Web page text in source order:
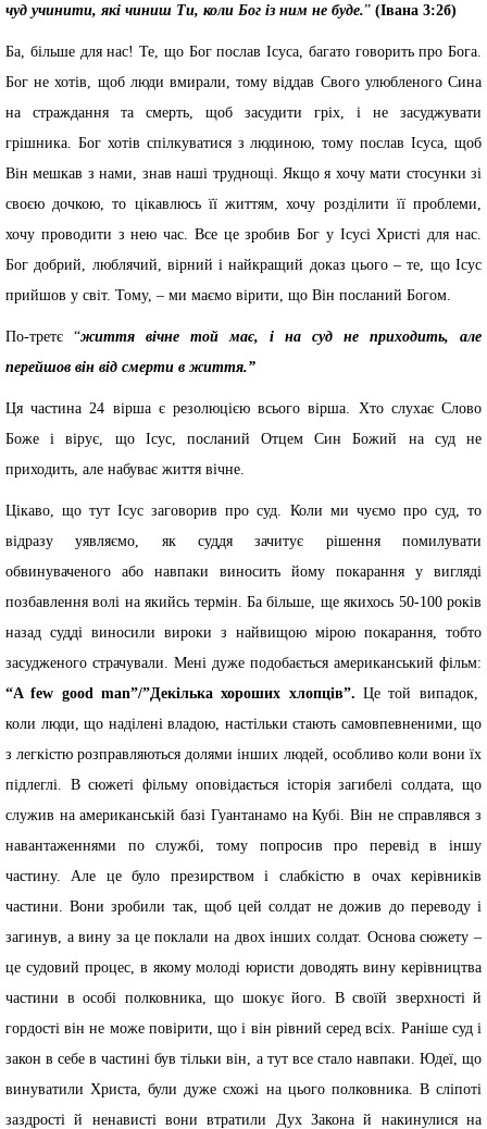
чуд учинити, які чиниш Ти, коли Бог із ним не буде.” (Івана 3:2б)
Ба, більше для нас! Те, що Бог послав Ісуса, багато говорить про Бога.
Бог не хотів, щоб люди вмирали, тому віддав Свого улюбленого Сина
на страждання та смерть, щоб засудити гріх, і не засуджувати
грішника. Бог хотів спілкуватися з людиною, тому послав Ісуса, щоб
Він мешкав з нами, знав наші труднощі. Якщо я хочу мати стосунки зі
своєю дочкою, то цікавлюсь її життям, хочу розділити її проблеми,
хочу проводити з нею час. Все це зробив Бог у Ісусі Христі для нас.
Бог добрий, люблячий, вірний і найкращий доказ цього – те, що Ісус
прийшов у світ. Тому, – ми маємо вірити, що Він посланий Богом.
По-третє “життя вічне той має, і на суд не приходить, але
перейшов він від смерти в життя.”
Ця частина 24 вірша є резолюцією всього вірша. Хто слухає Слово
Боже і вірує, що Ісус, посланий Отцем Син Божий на суд не
приходить, але набуває життя вічне.
Цікаво, що тут Ісус заговорив про суд. Коли ми чуємо про суд, то
відразу уявляємо, як суддя зачитує рішення помилувати
обвинуваченого або навпаки виносить йому покарання у вигляді
позбавлення волі на якийсь термін. Ба більше, ще якихось 50-100 років
назад судді виносили вироки з найвищою мірою покарання, тобто
засудженого страчували. Мені дуже подобається американський фільм:
“A few good man”/”Декілька хороших хлопців”. Це той випадок,
коли люди, що наділені владою, настільки стають самовпевненими, що
з легкістю розправляються долями інших людей, особливо коли вони їх
підлеглі. В сюжеті фільму оповідається історія загибелі солдата, що
служив на американській базі Гуантанамо на Кубі. Він не справлявся з
навантаженнями по службі, тому попросив про перевід в іншу
частину. Але це було презирством і слабкістю в очах керівників
частини. Вони зробили так, щоб цей солдат не дожив до переводу і
загинув, а вину за це поклали на двох інших солдат. Основа сюжету –
це судовий процес, в якому молоді юристи доводять вину керівництва
частини в особі полковника, що шокує його. В своїй зверхності й
гордості він не може повірити, що і він рівний серед всіх. Раніше суд і
закон в себе в частині був тільки він, а тут все стало навпаки. Юдеї, що
винуватили Христа, були дуже схожі на цього полковника. В сліпоті
заздрості й ненависті вони втратили Дух Закона й накинулися на